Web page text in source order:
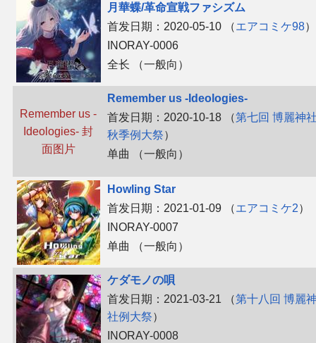
月華蝶/革命宣戦ファシズム
首发日期：2020-05-10 （エアコミケ98）
INORAY-0006
全长 （一般向）
Remember us -
Ideologies- 封
面图片
Remember us -Ideologies-
首发日期：2020-10-18 （第七回 博麗神
秋季例大祭）
单曲 （一般向）
Howling Star
首发日期：2021-01-09 （エアコミケ2）
INORAY-0007
单曲 （一般向）
ケダモノの唄
首发日期：2021-03-21 （第十八回 博麗
社例大祭）
INORAY-0008